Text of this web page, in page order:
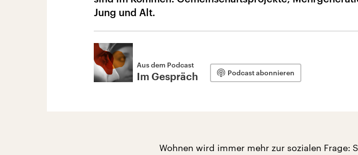
Jung und Alt.
Aus dem Podcast
Im Gespräch Podcast abonnieren
Wohnen wird immer mehr zur sozialen Frage: